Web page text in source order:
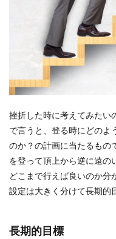
挫折した時に考えてみたい
で言うと、登る時にどのよ
のか？の計画に当たるもの
を登って頂上から逆に遠の
どこまで行えば良いのか分
設定は大きく分けて長期的
長期的目標